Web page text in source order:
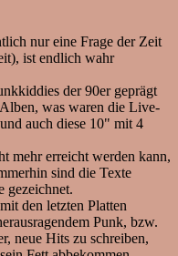
nur eine Frage der Zeit
ist endlich wahr
der 90er geprägt
was waren die Live-
auch diese 10" mit 4
mehr erreicht werden kann,
sind die Texte
gezeichnet.
den letzten Platten
Punk, bzw.
neue Hits zu schreiben,